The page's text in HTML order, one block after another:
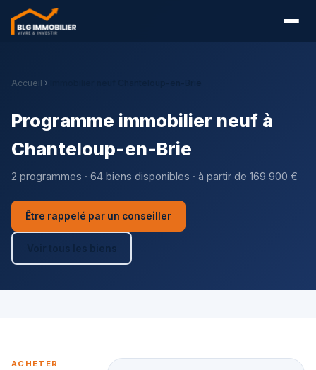
Accueil
Programme immobilier neuf à
Chanteloup-en-Brie
2 programmes · 64 biens disponibles · à partir de 169 900 €
Être rappelé par un conseiller
Voir tous les biens
ACHETER